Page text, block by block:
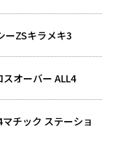
ZSキラメキ3
オーバー ALL4
チック ステーショ